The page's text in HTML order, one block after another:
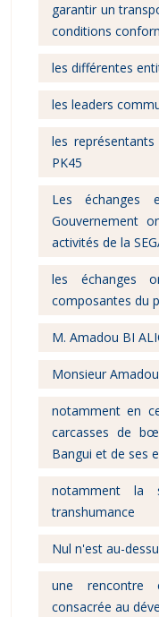
garantir un
conditions
les différentes
les leaders
les
PK45
Les échanges
Gouvernement
activités de la
les échanges
composantes du
M. Amadou BI
Monsieur
notamment en
carcasses de
Bangui et de ses
notamment la
transhumance
Nul n'est au-
une rencontre
consacrée au